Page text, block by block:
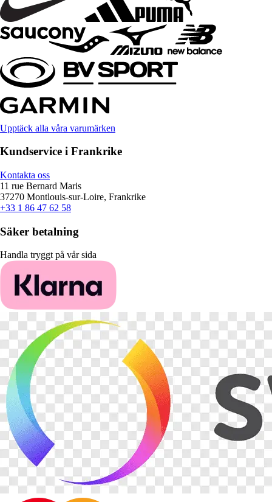
Upptäck alla våra varumärken
Kundservice i Frankrike
Kontakta oss
11 rue Bernard Maris
37270 Montlouis-sur-Loire, Frankrike
+33 1 86 47 62 58
Säker betalning
Handla tryggt på vår sida